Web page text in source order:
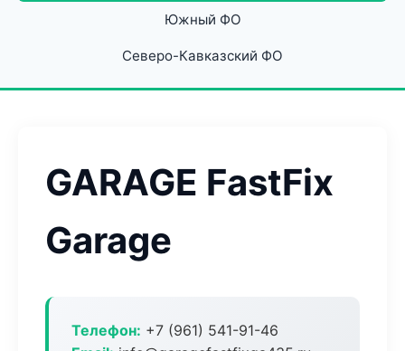
Южный ФО
Северо-Кавказский ФО
GARAGE FastFix
Garage
Телефон: +7 (961) 541-91-46